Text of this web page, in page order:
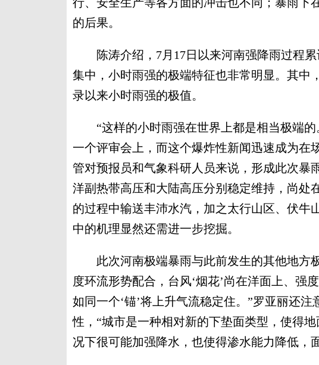
的后果。
陈涛介绍，7月17日以来河南强降雨过程累
集中，小时雨强的极端特征也非常明显。其中
录以来小时雨强的极值。
“这样的小时雨强在世界上都是相当极端的
一个评审会上，而这个爆炸性新闻迅速成为在
管对预报员和气象科研人员来说，形成此次暴
洋副热带高压和大陆高压分别稳定维持，尚处
的过程中输送丰沛水汽，加之太行山区、伏牛
中的机理显然还需进一步挖掘。
此次河南极端暴雨与此前发生的其他地方
度环流形势配合，台风‘烟花’尚在洋面上、强
如同一个‘锚’将上升气流稳定住。”罗亚丽还
性，“城市是一种相对新的下垫面类型，使得
况下很可能加强降水，也使得渗水能力降低，